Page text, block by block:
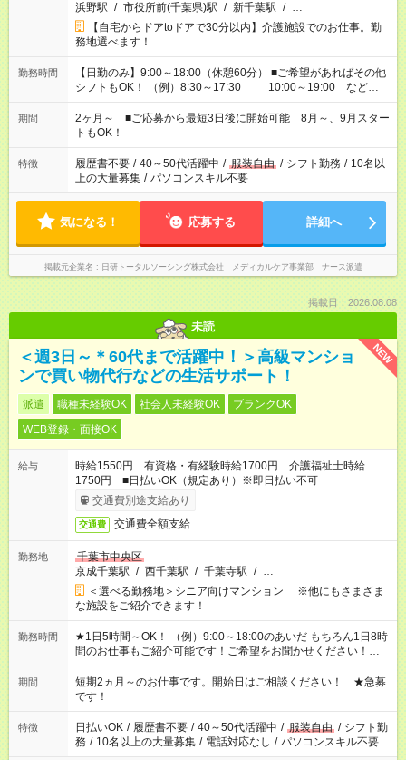
浜野駅 / 市役所前(千葉県)駅 / 新千葉駅 / …
【自宅からドアtoドアで30分以内】介護施設でのお仕事。勤
務地選べます！
勤務時間
【日勤のみ】9:00～18:00（休憩60分） ■ご希望があればその他
シフトもOK！ （例）8:30～17:30 10:00～19:00 など
「家族とお休みを合わせたい」 「できれば残業はしたくない」
など、あなたのご希望に沿ったお仕事をご紹介します！ ※Wワ
ーク希望の方へ 今ご覧のお仕事で希望する勤務時間と、もう1つ
のお仕事の勤務時間。 合計で週40時間を超える場合は応募でき
ません
期間
2ヶ月～ ■ご応募から最短3日後に開始可能 8月～、9月スター
トもOK！
特徴 履歴書不要 / 40～50代活躍中 / 服装自由 / シフト勤務 / 10名以
上の大量募集 / パソコンスキル不要
気になる！ 応募する 詳細へ
掲載元企業名 日研トータルソーシング株式会社 メディカルケア事業部 ナース派遣
掲載日：2026.08.08
未読
NEW
＜週3日～＊60代まで活躍中！＞高級マンショ
ンで買い物代行などの生活サポート！
派遣 職種未経験OK 社会人未経験OK
ブランクOK
WEB登録・面接OK
給与
時給1550円 有資格・有経験時給1700円 介護福祉士時給
1750円 ■日払いOK（規定あり）※即日払い不可
交通費別途支給あり
交通費 交通費全額支給
勤務地
千葉市中央区
京成千葉駅 / 西千葉駅 / 千葉寺駅 / …
＜選べる勤務地＞シニア向けマンション ※他にもさまざま
な施設をご紹介できます！
勤務時間
★1日5時間～OK！ （例）9:00～18:00のあいだ もちろん1日8時
間のお仕事もご紹介可能です！ご希望をお聞かせください！★家
庭の都合でお休みが必要な場合も遠慮なくご相談ください。 ※
週最低15時間以上の勤務が必要です
期間
短期2ヵ月～のお仕事です。開始日はご相談ください！ ★急募
です！
特徴 日払いOK / 履歴書不要 / 40～50代活躍中 / 服装自由 / シフト勤
務 / 10名以上の大量募集 / 電話対応なし / パソコンスキル不要